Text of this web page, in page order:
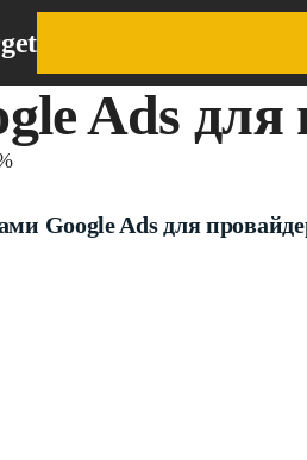
Ads для
Google Ads для